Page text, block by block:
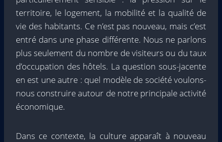
territoire, le logement, la mobilité et la qualité de
vie des habitants. Ce n’est pas nouveau, mais c’est
entré dans une phase différente. Nous ne parlons
plus seulement du nombre de visiteurs ou du taux
d’occupation des hôtels. La question sous-jacente
en est une autre : quel modèle de société voulons-
nous construire autour de notre principale activité
économique.
Dans ce contexte, la culture apparaît à nouveau